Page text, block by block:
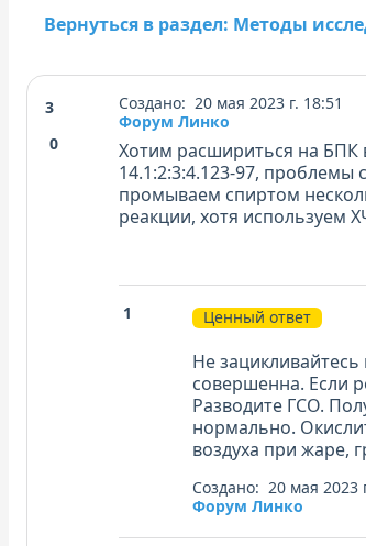
Вернуться в раздел: Методы
3
0
Создано: 20 мая 2023 г. 18:51
Форум Линко
Хотим расшириться на БПК
14.1:2:3:4.123-97, проблемы
промываем спиртом
реакции, хотя используем
1 Ценный ответ
Не
совершенна. Если
Разводите ГСО.
нормально.
воздуха при жаре,
Создано: 20 мая 2023
Форум Линко